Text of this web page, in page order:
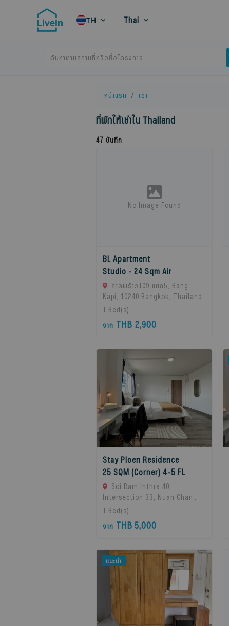
TH Thai
ค้นหาตามสถานที่หรือชื่อโครงการ
หน้าแรก เช่า
ที่พักให้เช่าใน Thailand
47 บันทึก
No Image Found
BL Apartment
Studio - 24 Sqm Air
ลาดพร้าว109 แยก5, Bang
Kapi, 10240 Bangkok, Thailand
1 Bed(s)
จาก THB 2,900
Stay Ploen Residence
25 SQM (Corner) 4-5 FL
Soi Ram Inthra 40,
Intersection 33, Nuan Chan
Subdistrict, Bueng Kum
Thailand., Bangkok, 10230
1 Bed(s)
จาก THB 5,000
แนะนำ